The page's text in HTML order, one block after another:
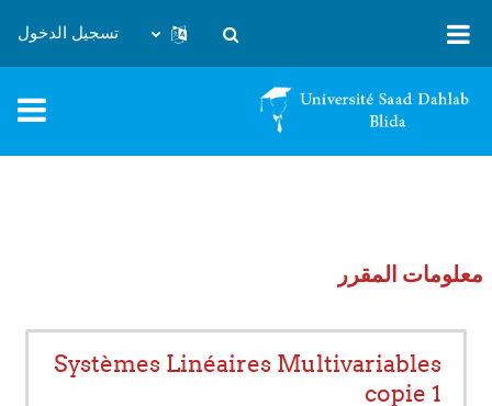
تبديل إدخال البحث
تسجيل الدخول
معلومات المقرر
Systèmes Linéaires Multivariables
copie 1